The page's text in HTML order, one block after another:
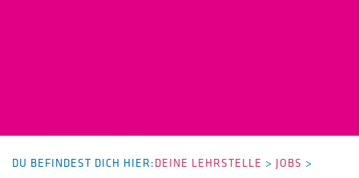
DU BEFINDEST DICH HIER:DEINE LEHRSTELLE > JOBS >